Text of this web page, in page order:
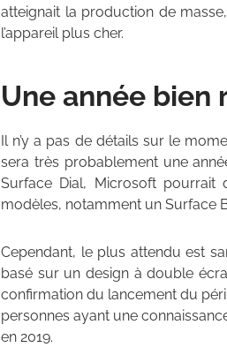
atteignait la production de
l’appareil plus cher.
Une année bien
Il n’y a pas de détails sur le
sera très probablement une
Surface Dial, Microsoft pourrait
modèles, notamment un Surface
Cependant, le plus attendu est
basé sur un design à double
confirmation du lancement du
personnes ayant une
en 2019.